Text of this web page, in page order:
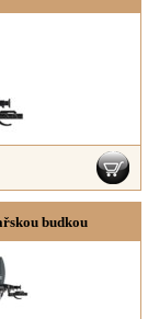
budkou